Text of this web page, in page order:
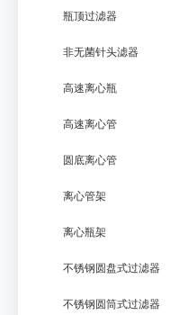
瓶顶过滤器
非无菌针头滤器
高速离心瓶
高速离心管
圆底离心管
离心管架
离心瓶架
不锈钢圆盘式过滤器
不锈钢圆筒式过滤器